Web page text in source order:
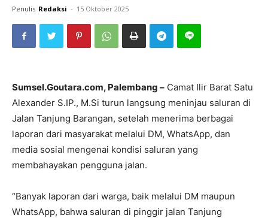
Penulis Redaksi - 15 Oktober 2025
Sumsel.Goutara.com, Palembang – Camat Ilir Barat Satu
Alexander S.IP., M.Si turun langsung meninjau saluran di
Jalan Tanjung Barangan, setelah menerima berbagai
laporan dari masyarakat melalui DM, WhatsApp, dan
media sosial mengenai kondisi saluran yang
membahayakan pengguna jalan.
“Banyak laporan dari warga, baik melalui DM maupun
WhatsApp, bahwa saluran di pinggir jalan Tanjung